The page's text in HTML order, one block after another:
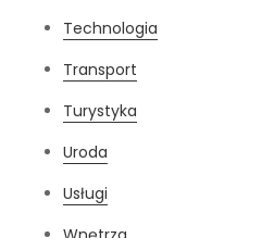
Technologia
Transport
Turystyka
Uroda
Usługi